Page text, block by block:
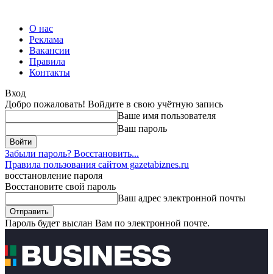
О нас
Реклама
Вакансии
Правила
Контакты
Вход
Добро пожаловать! Войдите в свою учётную запись
Ваше имя пользователя
Ваш пароль
Забыли пароль? Восстановить...
Правила пользования сайтом gazetabiznes.ru
восстановление пароля
Восстановите свой пароль
Ваш адрес электронной почты
Пароль будет выслан Вам по электронной почте.